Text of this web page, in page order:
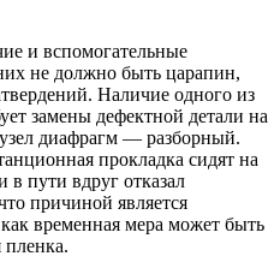
и вспомогательные
не должно быть царапин,
Наличие одного из
замены дефектной детали на
диафрагм — разборный.
прокладка сидят на
в пути вдруг отказал
причиной является
временная мера может быть
пленка.